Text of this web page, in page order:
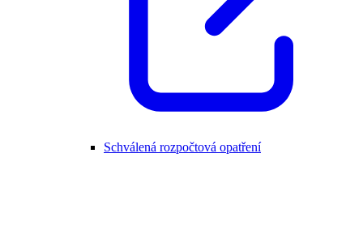
Schválená rozpočtová opatření